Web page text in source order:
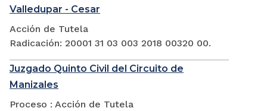
Valledupar - Cesar
Acción de Tutela
Radicación: 20001 31 03 003 2018 00320 00.
Juzgado Quinto Civil del Circuito de
Manizales
Proceso : Acción de Tutela